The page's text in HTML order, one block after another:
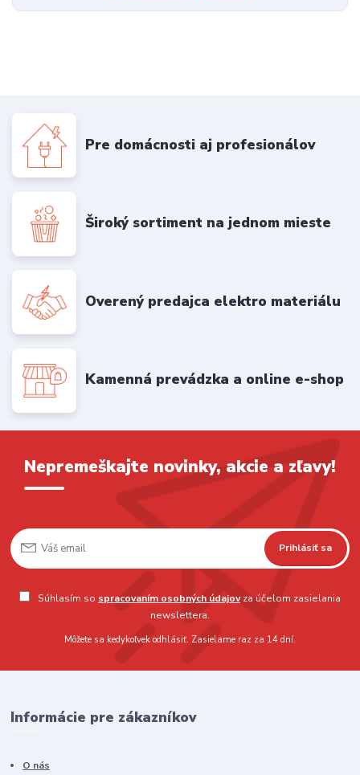
Pre domácnosti aj profesionálov
Široký sortiment na jednom mieste
Overený predajca elektro materiálu
Kamenná prevádzka a online e-shop
Nepremeškajte novinky, akcie a zľavy!
Prihlásiť sa
Súhlasím so spracovaním osobných údajovza účelom zasielania
newslettera.
Môžete sa kedykoľvek odhlásiť. Zasielame raz za 14 dní.
Informácie pre zákazníkov
O nás